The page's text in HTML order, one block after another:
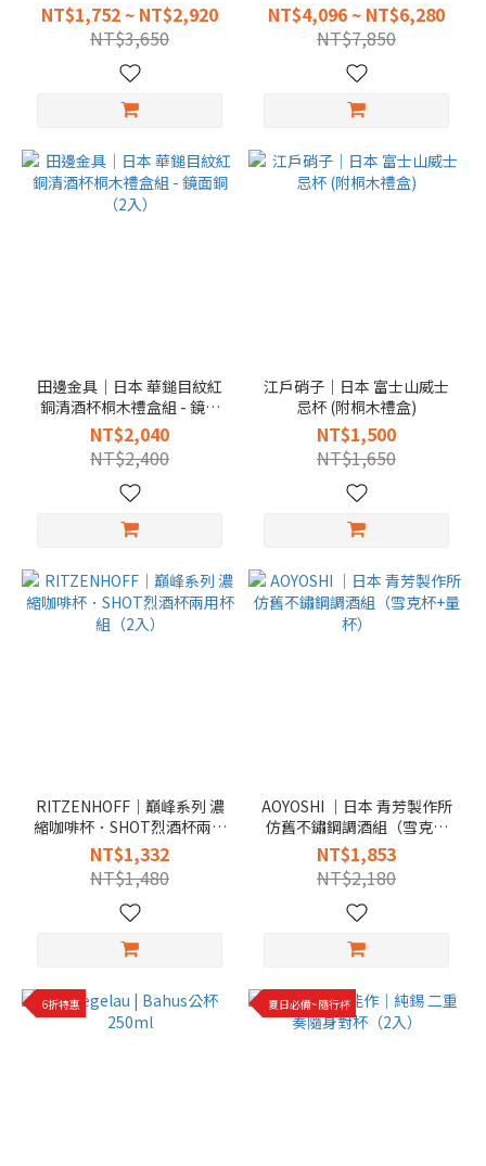
NT$1,752 ~ NT$2,920
NT$3,650
NT$4,096 ~ NT$6,280
NT$7,850
田邊金具｜日本 華鎚目紋紅
銅清酒杯桐木禮盒組 - 鏡面
銅（2入）
NT$2,040
NT$2,400
江戶硝子｜日本 富士山威士
忌杯 (附桐木禮盒)
NT$1,500
NT$1,650
RITZENHOFF｜巔峰系列 濃
縮咖啡杯．SHOT烈酒杯兩用
杯組（2入）
NT$1,332
NT$1,480
AOYOSHI ｜日本 青芳製作所
仿舊不鏽鋼調酒組（雪克杯
+量杯）
NT$1,853
NT$2,180
6折特惠 夏日必備~隨行杯